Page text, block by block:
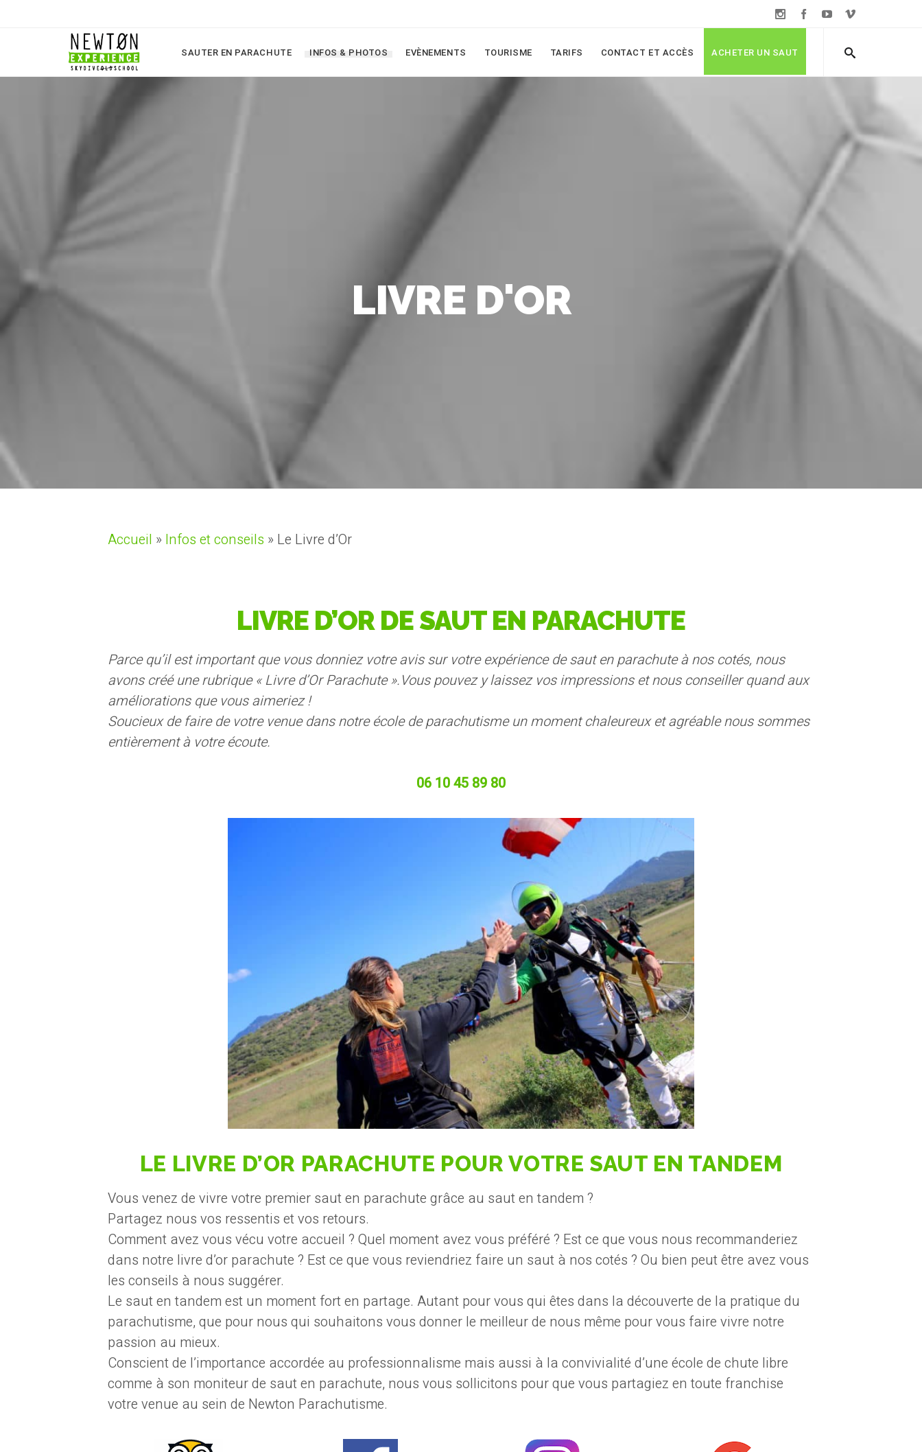
SAUTER EN PARACHUTE INFOS & PHOTOS EVÈNEMENTS TOURISME TARIFS CONTACT ET ACCÈS ACHETER UN SAUT
LIVRE D'OR
Accueil » Infos et conseils » Le Livre d’Or
LIVRE D’OR DE SAUT EN PARACHUTE
Parce qu’il est important que vous donniez votre avis sur votre expérience de saut en parachute à nos cotés, nous
avons créé une rubrique « Livre d’Or Parachute ».Vous pouvez y laissez vos impressions et nous conseiller quand aux
améliorations que vous aimeriez !
Soucieux de faire de votre venue dans notre école de parachutisme un moment chaleureux et agréable nous sommes
entièrement à votre écoute.
06 10 45 89 80
LE LIVRE D’OR PARACHUTE POUR VOTRE SAUT EN TANDEM
Vous venez de vivre votre premier saut en parachute grâce au saut en tandem ?
Partagez nous vos ressentis et vos retours.
Comment avez vous vécu votre accueil ? Quel moment avez vous préféré ? Est ce que vous nous recommanderiez
dans notre livre d’or parachute ? Est ce que vous reviendriez faire un saut à nos cotés ? Ou bien peut être avez vous
les conseils à nous suggérer.
Le saut en tandem est un moment fort en partage. Autant pour vous qui êtes dans la découverte de la pratique du
parachutisme, que pour nous qui souhaitons vous donner le meilleur de nous même pour vous faire vivre notre
passion au mieux.
Conscient de l’importance accordée au professionnalisme mais aussi à la convivialité d’une école de chute libre
comme à son moniteur de saut en parachute, nous vous sollicitons pour que vous partagiez en toute franchise
votre venue au sein de Newton Parachutisme.